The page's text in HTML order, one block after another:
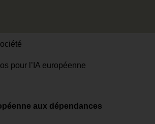
pour l’IA européenne
aux dépendances